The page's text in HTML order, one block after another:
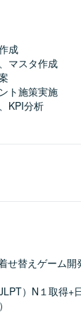
成
マスタ作成
ト施策実施
KPI分析
せ替えゲーム
）N１取得+